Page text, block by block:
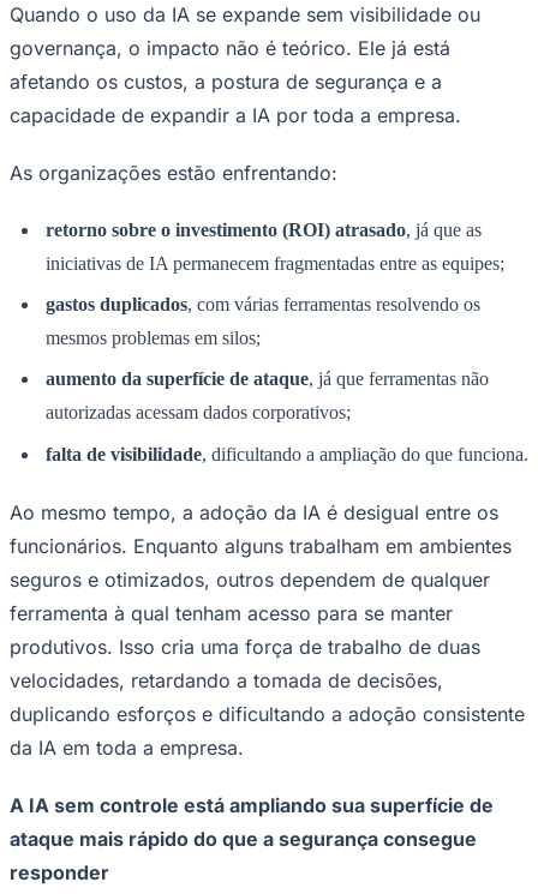
NBB
Competições de Futebol
Brasileirão Série A
Brasileirão Série B
Copa do Brasil
Libertadores
Copa América
Champions League
Premier League
La Liga
Bundesliga
Mundial 2026
Times - Ir direto
Quando o uso da IA se expande sem visibilidade ou
governança, o impacto não é teórico. Ele já está
afetando os custos, a postura de segurança e a
capacidade de expandir a IA por toda a empresa.
As organizações estão enfrentando:
retorno sobre o investimento (ROI) atrasado, já que as
iniciativas de IA permanecem fragmentadas entre as equipes;
gastos duplicados, com várias ferramentas resolvendo os
mesmos problemas em silos;
aumento da superfície de ataque, já que ferramentas não
autorizadas acessam dados corporativos;
falta de visibilidade, dificultando a ampliação do que funciona.
Ao mesmo tempo, a adoção da IA é desigual entre os
funcionários. Enquanto alguns trabalham em ambientes
seguros e otimizados, outros dependem de qualquer
ferramenta à qual tenham acesso para se manter
produtivos. Isso cria uma força de trabalho de duas
velocidades, retardando a tomada de decisões,
duplicando esforços e dificultando a adoção consistente
da IA em toda a empresa.
A IA sem controle está ampliando sua superfície de
ataque mais rápido do que a segurança consegue
responder